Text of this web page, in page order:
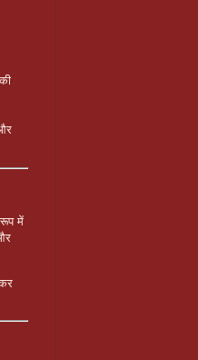
में